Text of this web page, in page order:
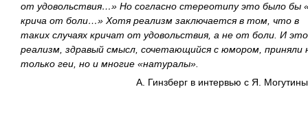
от удовольствия…» Но согласно стереотипу это было бы
крича от боли…» Хотя реализм заключается в том, что в
таких случаях кричат от удовольствия, а не от боли. И
реализм, здравый смысл, сочетающийся с юмором, приняли
только геи, но и многие «натуралы».
А. Гинзберг в интервью с Я.